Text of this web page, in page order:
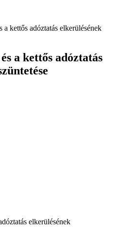
a kettős adóztatás elkerülésének
a kettős adóztatás
elkerülésének